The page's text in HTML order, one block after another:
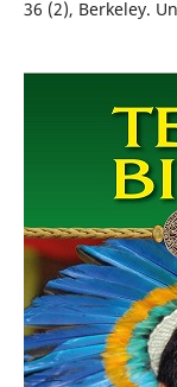
36 (2), Berkeley.